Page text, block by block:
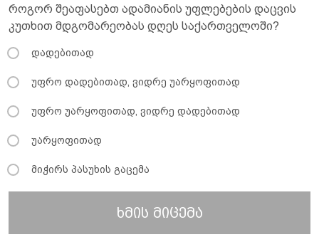
როგორ შეაფასებთ ადამიანის უფლებების დაცვის
კუთხით მდგომარეობას დღეს საქართველოში?
დადებითად
უფრო დადებითად, ვიდრე უარყოფითად
უფრო უარყოფითად, ვიდრე დადებითად
უარყოფითად
მიჭირს პასუხის გაცემა
ხმის მიცემა